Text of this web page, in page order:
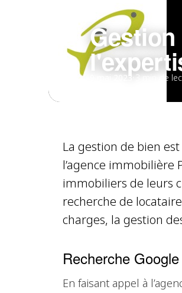
Gestion
9 mai 2023•3 min de
La gestion de bien
l’agence immobilière
immobiliers de leurs
recherche de
charges, la gestion
Recherche
En faisant appel à